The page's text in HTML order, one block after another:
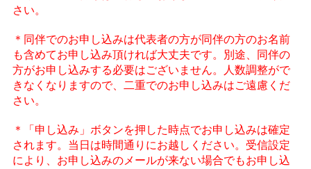
さい。
＊同伴でのお申し込みは代表者の方が同伴の方のお名前
も含めてお申し込み頂ければ大丈夫です。別途、同伴の
方がお申し込みする必要はございません。人数調整がで
きなくなりますので、二重でのお申し込みはご遠慮くだ
さい。
＊「申し込み」ボタンを押した時点でお申し込みは確定
されます。当日は時間通りにお越しください。受信設定
により、お申し込みのメールが来ない場合でもお申し込